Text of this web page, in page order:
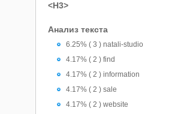
<H3>
Анализ текста
6.25% ( 3 ) natali-studio
4.17% ( 2 ) find
4.17% ( 2 ) information
4.17% ( 2 ) sale
4.17% ( 2 ) website